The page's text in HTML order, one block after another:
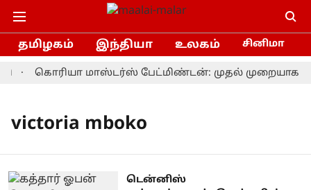
தமிழகம் இந்தியா உலகம் சினிமா
கொரியா மாஸ்டர்ஸ் பேட்மிண்டன்: முதல் முறையாக
victoria mboko
டென்னிஸ்